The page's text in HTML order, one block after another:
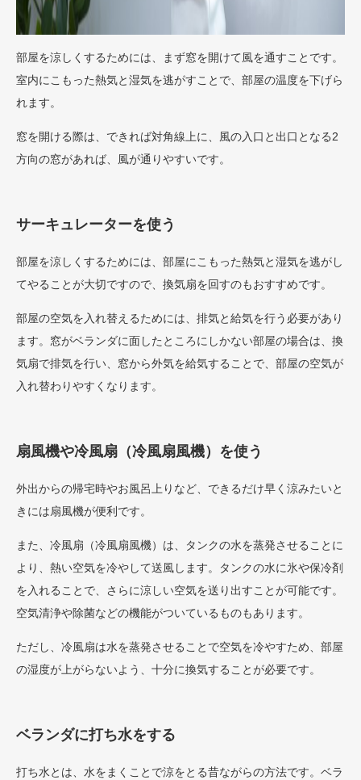
部屋を涼しくするためには、まず窓を開けて風を通すことです。
室内にこもった熱気と湿気を逃がすことで、部屋の温度を下げら
れます。
窓を開ける際は、できれば対角線上に、風の入口と出口となる2
方向の窓があれば、風が通りやすいです。
サーキュレーターを使う
部屋を涼しくするためには、部屋にこもった熱気と湿気を逃がし
てやることが大切ですので、換気扇を回すのもおすすめです。
部屋の空気を入れ替えるためには、排気と給気を行う必要があり
ます。窓がベランダに面したところにしかない部屋の場合は、換
気扇で排気を行い、窓から外気を給気することで、部屋の空気が
入れ替わりやすくなります。
扇風機や冷風扇（冷風扇風機）を使う
外出からの帰宅時やお風呂上りなど、できるだけ早く涼みたいと
きには扇風機が便利です。
また、冷風扇（冷風扇風機）は、タンクの水を蒸発させることに
より、熱い空気を冷やして送風します。タンクの水に氷や保冷剤
を入れることで、さらに涼しい空気を送り出すことが可能です。
空気清浄や除菌などの機能がついているものもあります。
ただし、冷風扇は水を蒸発させることで空気を冷やすため、部屋
の湿度が上がらないよう、十分に換気することが必要です。
ベランダに打ち水をする
打ち水とは、水をまくことで涼をとる昔ながらの方法です。ベラ